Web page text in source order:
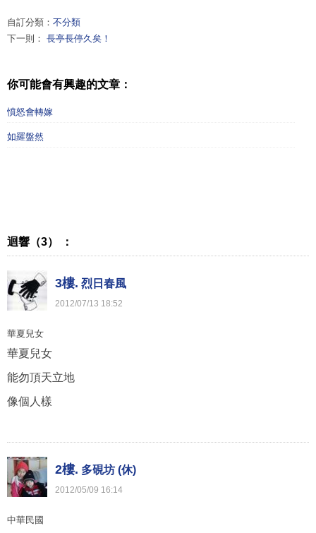
自訂分類： 不分類
下一則： 長亭長停久矣！
你可能會有興趣的文章：
憤怒會轉嫁
如羅盤然
迴響（3） ：
3樓. 烈日春風
2012/07/13 18:52
華夏兒女
華夏兒女
能勿頂天立地
像個人樣
2樓. 多硯坊 (休)
2012/05/09 16:14
中華民國